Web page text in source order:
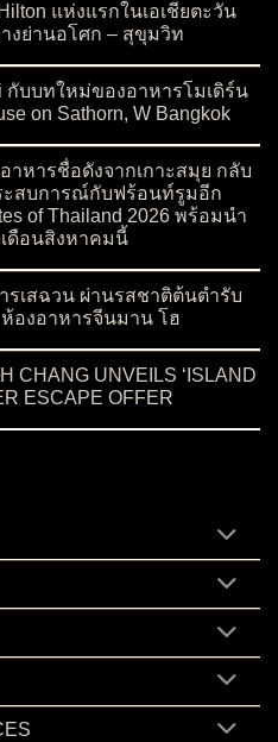
แห่งแรกในเอเชียตะวัน
งย่านอโศก – สุขุมวิท
กับบทใหม่ของอาหารโมเดิร์น
on Sathorn, W Bangkok
าหารชื่อดังจากเกาะสมุย กลับ
ะสบการณ์กับฟร้อนท์รูมอีก
of Thailand 2026 พร้อมนำ
ดือนสิงหาคมนี้
เสฉวน ผ่านรสชาติต้นตำรับ
องอาหารจีนมาน โฮ
CHANG UNVEILS ‘ISLAND
ESCAPE OFFER